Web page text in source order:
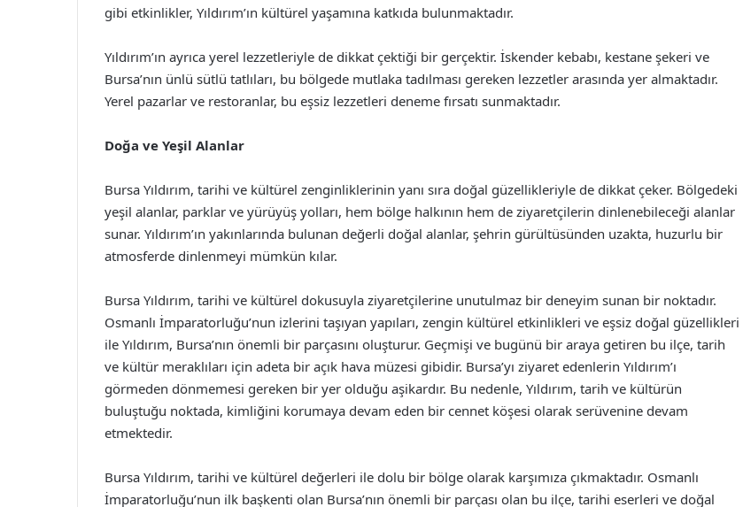
gibi etkinlikler, Yıldırım’ın kültürel yaşamına katkıda bulunmaktadır.
Yıldırım’ın ayrıca yerel lezzetleriyle de dikkat çektiği bir gerçektir. İskender kebabı, kestane şekeri ve
Bursa’nın ünlü sütlü tatlıları, bu bölgede mutlaka tadılması gereken lezzetler arasında yer almaktadır.
Yerel pazarlar ve restoranlar, bu eşsiz lezzetleri deneme fırsatı sunmaktadır.
Doğa ve Yeşil Alanlar
Bursa Yıldırım, tarihi ve kültürel zenginliklerinin yanı sıra doğal güzellikleriyle de dikkat çeker. Bölgedeki
yeşil alanlar, parklar ve yürüyüş yolları, hem bölge halkının hem de ziyaretçilerin dinlenebileceği alanlar
sunar. Yıldırım’ın yakınlarında bulunan değerli doğal alanlar, şehrin gürültüsünden uzakta, huzurlu bir
atmosferde dinlenmeyi mümkün kılar.
Bursa Yıldırım, tarihi ve kültürel dokusuyla ziyaretçilerine unutulmaz bir deneyim sunan bir noktadır.
Osmanlı İmparatorluğu’nun izlerini taşıyan yapıları, zengin kültürel etkinlikleri ve eşsiz doğal güzellikleri
ile Yıldırım, Bursa’nın önemli bir parçasını oluşturur. Geçmişi ve bugünü bir araya getiren bu ilçe, tarih
ve kültür meraklıları için adeta bir açık hava müzesi gibidir. Bursa’yı ziyaret edenlerin Yıldırım’ı
görmeden dönmemesi gereken bir yer olduğu aşikardır. Bu nedenle, Yıldırım, tarih ve kültürün
buluştuğu noktada, kimliğini korumaya devam eden bir cennet köşesi olarak serüvenine devam
etmektedir.
Bursa Yıldırım, tarihi ve kültürel değerleri ile dolu bir bölge olarak karşımıza çıkmaktadır. Osmanlı
İmparatorluğu’nun ilk başkenti olan Bursa’nın önemli bir parçası olan bu ilçe, tarihi eserleri ve doğal